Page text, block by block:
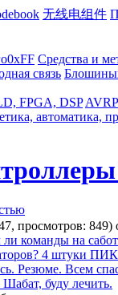
无线电组件
0xFF Средства и
связь
FPGA, DSP AVR
автоматика,
просмотров: 849)
команды на
4 штуки
Резюме. Всем
буду лечить.